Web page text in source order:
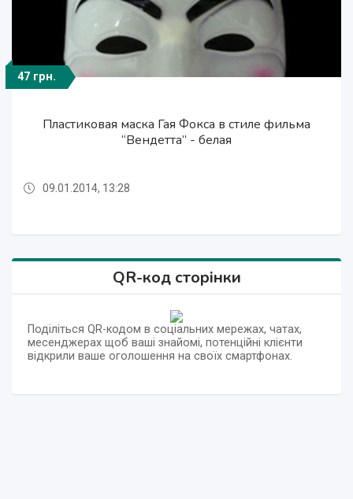
317 грн.
Часы-браслет женские
468 грн.
Универсальный Двойной выход USB
"13800mAh" солнечной энергии Powered Power
Bank
880 грн.
ICOO D70G1 7 "емкостный экран Android 4.1
Dual Core Dual SIM ожидания 2G Tablet
47 грн.
Пластиковая маска Гая Фокса в стиле фильма
“Вендетта” - белая
09.01.2014, 13:28
317 грн.
Часы-браслет женские
468 грн.
Универсальный Двойной выход USB
"13800mAh" солнечной энергии Powered Power
Bank
QR-код сторінки
Поділіться QR-кодом в соціальних мережах, чатах,
месенджерах щоб ваші знайомі, потенційні клієнти
відкрили ваше оголошення на своїх смартфонах.